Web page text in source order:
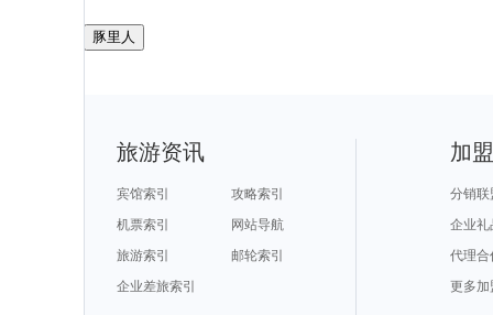
豚里人
旅游资讯
宾馆索引
攻略索引
机票索引
网站导航
旅游索引
邮轮索引
企业差旅索引
加
分销联
企业礼
代理合
更多加